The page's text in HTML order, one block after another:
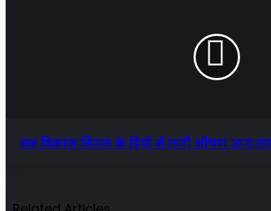
वन विकान निगम के डिपो में लगी भीषण